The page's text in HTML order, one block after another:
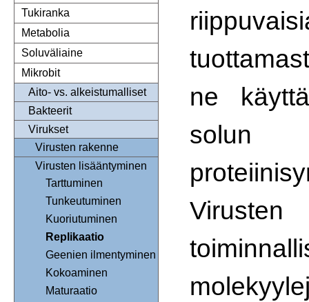
Tukiranka
Metabolia
Soluväliaine
Mikrobit
Aito- vs. alkeistumalliset
Bakteerit
Virukset
Virusten rakenne
Virusten lisääntyminen
Tarttuminen
Tunkeutuminen
Kuoriutuminen
Replikaatio
Geenien ilmentyminen
Kokoaminen
Maturaatio
ne
solun